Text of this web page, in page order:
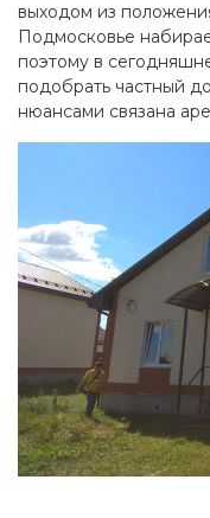
выходом из
Подмосковье
поэтому в
подобрать частный
нюансами связана